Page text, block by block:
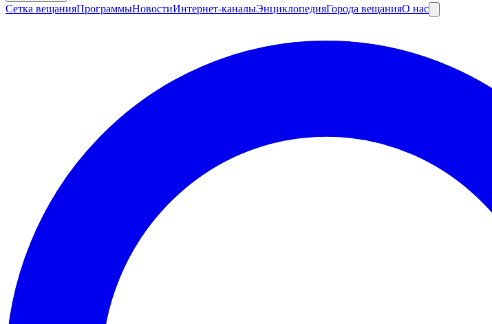
Сетка вещанияПрограммыНовостиИнтернет-каналыЭнциклопедияГорода вещанияО нас